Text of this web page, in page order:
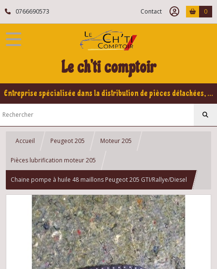
0766690573 Contact 0
Le ch'ti comptoir
Entreprise spécialisée dans la distribution de pièces détachées, refabrication pour voitures Yountimers Peugeot 205 GTI, 309 GTI - GTI16
Accueil Peugeot 205 Moteur 205
Pièces lubrification moteur 205
Chaine pompe à huile 48 maillons Peugeot 205 GTI/Rallye/Diesel